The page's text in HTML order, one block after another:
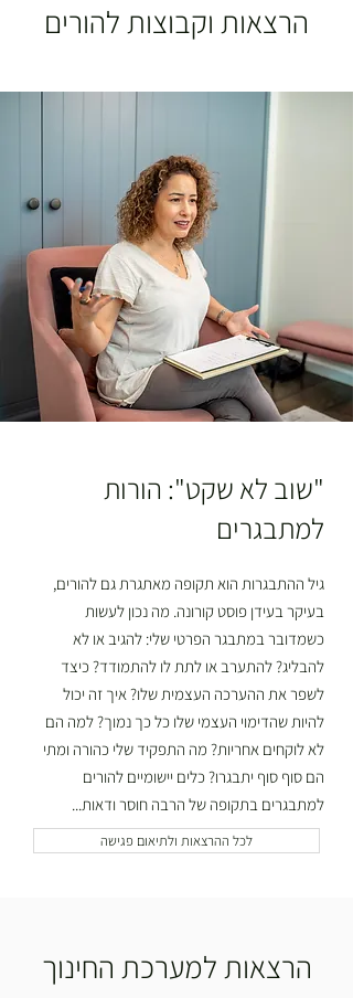
הרצאות וקבוצות להורים
"שוב לא שקט": הורות
למתבגרים
גיל ההתבגרות הוא תקופה מאתגרת גם להורים,
בעיקר בעידן פוסט קורונה. מה נכון לעשות
כשמדובר במתבגר הפרטי שלי: להגיב או לא
להבליג? להתערב או לתת לו להתמודד? כיצד
לשפר את ההערכה העצמית שלו? איך זה יכול
להיות שהדימוי העצמי שלו כל כך נמוך? למה הם
לא לוקחים אחריות? מה התפקיד שלי כהורה ומתי
הם סוף סוף יתבגרו? כלים יישומיים להורים
למתבגרים בתקופה של הרבה חוסר ודאות...
לכל ההרצאות ולתיאום פגישה
הרצאות למערכת החינוך